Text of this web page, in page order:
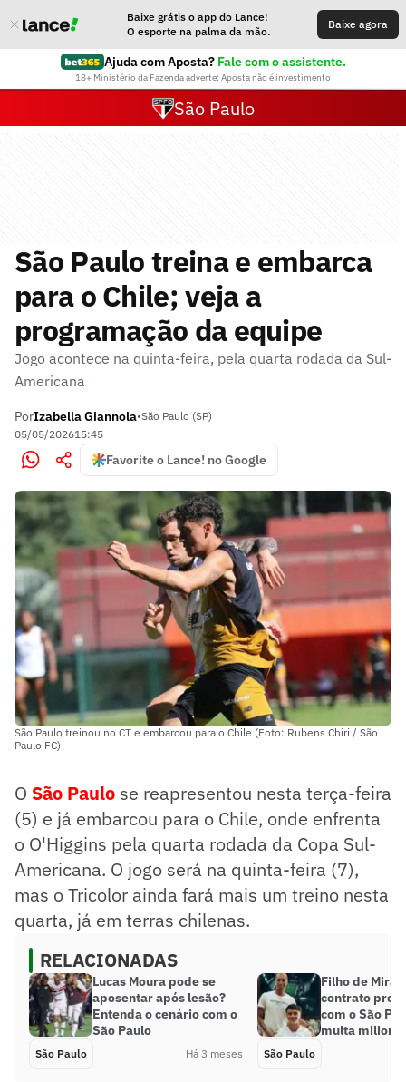
Baixe grátis o app do Lance!
O esporte na palma da mão.
Baixe agora
Ajuda com Aposta? Fale com o assistente.
18+ Ministério da Fazenda adverte: Aposta não é investimento
São Paulo
São Paulo treina e embarca
para o Chile; veja a
programação da equipe
Jogo acontece na quinta-feira, pela quarta rodada da Sul-
Americana
PorIzabella Giannola•São Paulo (SP)
05/05/202615:45
Favorite o Lance! no Google
São Paulo treinou no CT e embarcou para o Chile (Foto: Rubens Chiri / São
Paulo FC)
O São Paulo se reapresentou nesta terça-feira
(5) e já embarcou para o Chile, onde enfrenta
o O'Higgins pela quarta rodada da Copa Sul-
Americana. O jogo será na quinta-feira (7),
mas o Tricolor ainda fará mais um treino nesta
quarta, já em terras chilenas.
RELACIONADAS
Lucas Moura pode se
aposentar após lesão?
Entenda o cenário com o
São Paulo
São Paulo Há 3 meses
Filho de
contrato
com o São
multa
São Paulo